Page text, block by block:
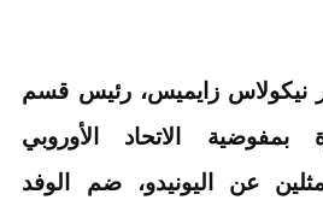
نيكولاس زايميس، رئيس قسم
بمفوضية الاتحاد الأوروبي
عن اليونيدو، ضم الوفد